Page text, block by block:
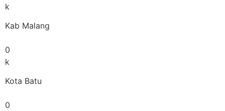
k
Kab Malang
0
k
Kota Batu
0